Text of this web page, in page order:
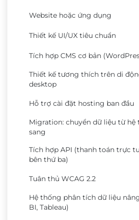
Website hoặc ứng dụng
Thiết kế UI/UX tiêu chuẩn
Tích hợp CMS cơ bản
Thiết kế tương thích trên di
desktop
Hỗ trợ cài đặt hosting ban đầu
Migration: chuyển dữ liệu từ hệ
sang
Tích hợp API (thanh toán trực
bên thứ ba)
Tuân thủ WCAG 2.2
Hệ thống phân tích dữ liệu
BI, Tableau)